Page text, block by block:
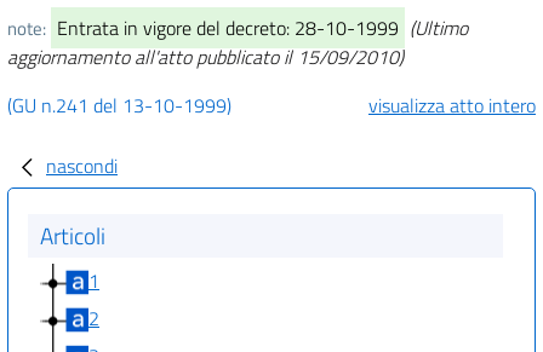
note: Entrata in vigore del decreto: 28-10-1999 (Ultimo
aggiornamento all'atto pubblicato il 15/09/2010)
(GU n.241 del 13-10-1999)
visualizza atto intero
nascondi
Articoli
1
2